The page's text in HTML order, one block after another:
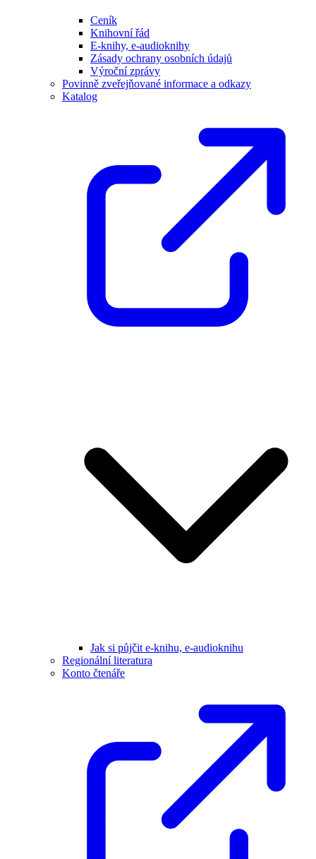
Ceník
Knihovní řád
E-knihy, e-audioknihy
Zásady ochrany osobních údajů
Výroční zprávy
Povinně zveřejňované informace a odkazy
Katalog
Jak si půjčit e-knihu, e-audioknihu
Regionální literatura
Konto čtenáře